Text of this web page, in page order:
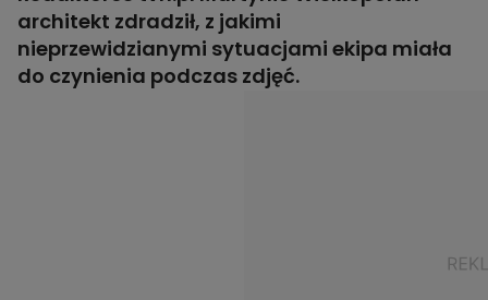
architekt zdradził, z jakimi
nieprzewidzianymi sytuacjami ekipa miała
do czynienia podczas zdjęć.